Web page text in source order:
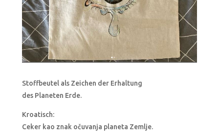
Stoffbeutel als Zeichen der Erhaltung
des Planeten Erde.
Kroatisch:
Ceker kao znak očuvanja planeta Zemlje.